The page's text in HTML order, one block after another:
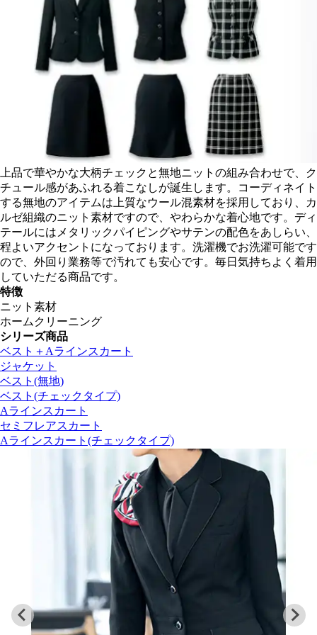
上品で華やかな大柄チェックと無地ニットの組み合わせで、ク
チュール感があふれる着こなしが誕生します。コーディネイト
する無地のアイテムは上質なウール混素材を採用しており、カ
ルゼ組織のニット素材ですので、やわらかな着心地です。ディ
テールにはメタリックパイピングやサテンの配色をあしらい、
程よいアクセントになっております。洗濯機でお洗濯可能です
ので、外回り業務等で汚れても安心です。毎日気持ちよく着用
していただる商品です。
特徴
ニット素材
ホームクリーニング
シリーズ商品
ベスト＋Aラインスカート
ジャケット
ベスト(無地)
ベスト(チェックタイプ)
Aラインスカート
セミフレアスカート
Aラインスカート(チェックタイプ)